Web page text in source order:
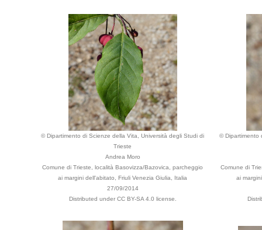
© Dipartimento di Scienze della Vita, Università degli Studi di
Trieste
Andrea Moro
Comune di Trieste, località Basovizza/Bazovica, parcheggio
ai margini dell'abitato, Friuli Venezia Giulia, Italia
27/09/2014
Distributed under CC BY-SA 4.0 license.
© Dipartimento
Comune di
ai